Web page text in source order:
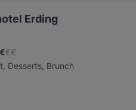
Erding
€€€
Desserts, Brunch